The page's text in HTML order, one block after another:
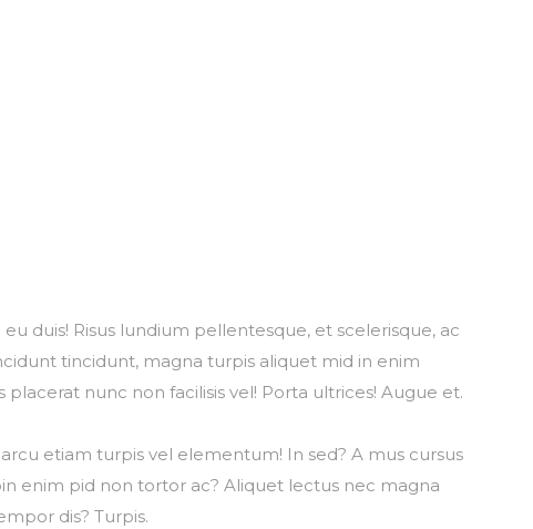
duis! Risus lundium pellentesque, et scelerisque, ac
tincidunt, magna turpis aliquet mid in enim
nunc non facilisis vel! Porta ultrices! Augue et.
etiam turpis vel elementum! In sed? A mus cursus
enim pid non tortor ac? Aliquet lectus nec magna
dis? Turpis.